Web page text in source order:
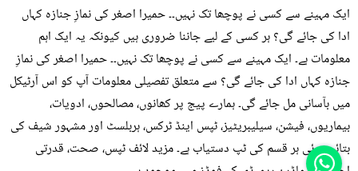
ایک مہینے سے کسی نے پوچھا تک نہیں۔۔ حمیرا اصغر کی نمازِ جنازہ کہاں
ادا کی جائے گی؟ ہر کسی کے لیے جاننا ضروری ہیں کیونکہ یہ ایک اہم
معلومات ہے۔ ایک مہینے سے کسی نے پوچھا تک نہیں۔۔ حمیرا اصغر کی نمازِ
جنازہ کہاں ادا کی جائے گی؟ سے متعلق تفصیلی معلومات آپ کو اس آرٹیکل
میں بآسانی مل جائے گی۔ ہمارے پیج پر کھانوں، مصالحوں، ادویات،
بیماریوں، فیشن، سیلیبریٹیز، ٹپس اینڈ ٹرکس، ہربلسٹ اور مشہور شیف کی
بتائی ہوئی ہر قسم کی ٹپ دستیاب ہے۔ مزید لائف ٹپس، صحت، قدرتی